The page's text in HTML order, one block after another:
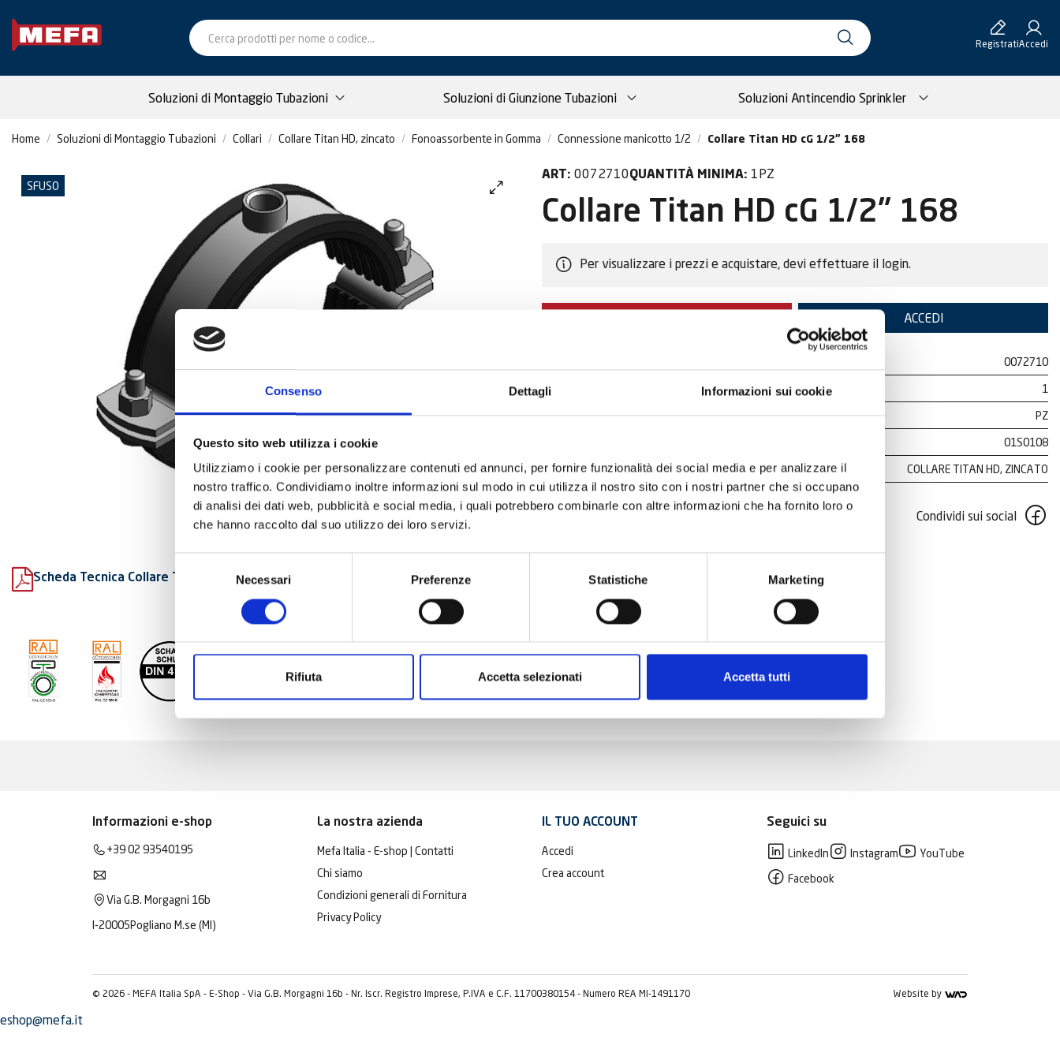
Consenso Dettagli Informazioni sui cookie
Questo sito web utilizza i cookie
Utilizziamo i cookie per personalizzare contenuti ed annunci, per fornire funzionalità dei social media e per analizzare il
nostro traffico. Condividiamo inoltre informazioni sul modo in cui utilizza il nostro sito con i nostri partner che si occupano
di analisi dei dati web, pubblicità e social media, i quali potrebbero combinarle con altre informazioni che ha fornito loro o
che hanno raccolto dal suo utilizzo dei loro servizi.
Necessari Preferenze Statistiche Marketing
Rifiuta Accetta selezionati Accetta tutti
RegistratiAccedi
Soluzioni di Montaggio Tubazioni Soluzioni di Giunzione Tubazioni Soluzioni Antincendio Sprinkler
Home Soluzioni di Montaggio Tubazioni Collari Collare Titan HD, zincato Fonoassorbente in Gomma Connessione manicotto 1/2 Collare Titan HD cG 1/2" 168
SFUSO
Scheda Tecnica Collare Titan HD fonoassorbente
ART: 0072710QUANTITÀ MINIMA: 1PZ
Collare Titan HD cG 1/2" 168
Per visualizzare i prezzi e acquistare, devi effettuare il login.
ACCEDI
0072710
QUANTITÀ A CONFEZIONE:
1
UNITÀ DI MISURA:
PZ
01S0108
DESCRIZIONE TIPO PRODOTTO:
COLLARE TITAN HD, ZINCATO
Condividi sui social
Informazioni e-shop
+39 02 93540195
Via G.B. Morgagni 16b
I-20005Pogliano M.se (MI)
La nostra azienda
Mefa Italia - E-shop | Contatti
Chi siamo
Condizioni generali di Fornitura
Privacy Policy
IL TUO ACCOUNT
Accedi
Crea account
Seguici su
LinkedIn Instagram
YouTube
Facebook
© 2026 - MEFA Italia SpA - E-Shop - Via G.B. Morgagni 16b - Nr. Iscr. Registro Imprese, P.IVA e C.F. 11700380154 - Numero REA MI-1491170 Website by
eshop@mefa.it